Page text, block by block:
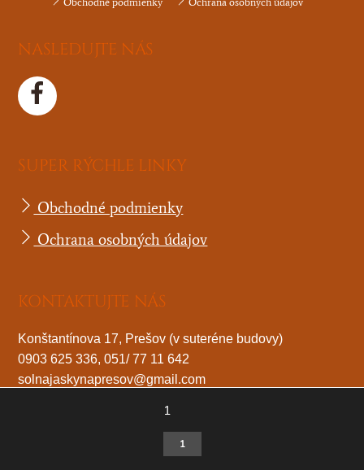
NASLEDUJTE NÁS
SUPER RÝCHLE LINKY
Obchodné podmienky
Ochrana osobných údajov
KONTAKTUJTE NÁS
Konštantínova 17, Prešov (v suteréne budovy)
0903 625 336, 051/ 77 11 642
solnajaskynapresov@gmail.com
Všetky práva vyhradené.
1
1